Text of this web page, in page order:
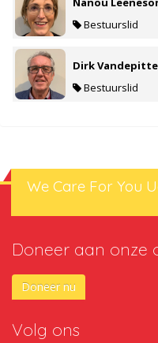
Bestuurslid
Dirk Vandepitte
Bestuurslid
We Care For You
Doneer aan onze
Doneer nu
Volg ons